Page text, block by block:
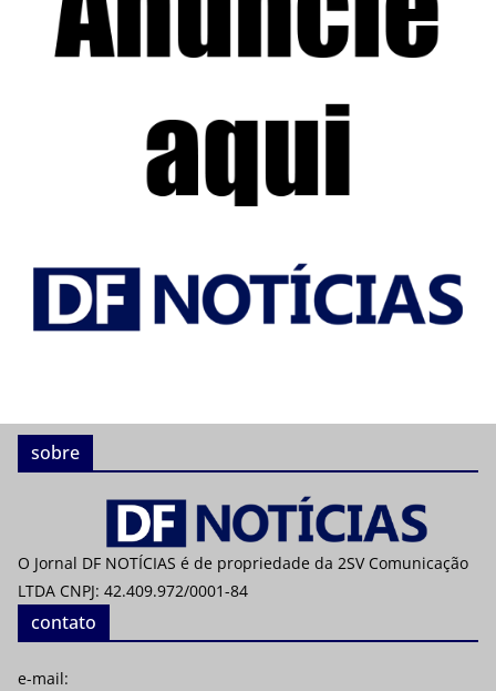
sobre
O Jornal DF NOTÍCIAS é de propriedade da 2SV Comunicação
LTDA CNPJ: 42.409.972/0001-84
contato
e-mail: